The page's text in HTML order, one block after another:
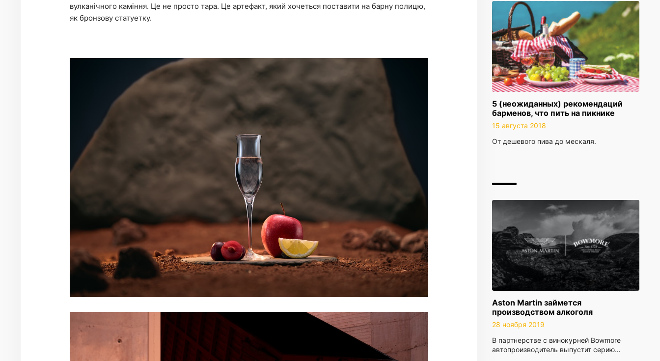
5 (неожиданных) рекомендаций
барменов, что пить на пикнике
15 августа 2018
От дешевого пива до мескаля.
Aston Martin займется
производством алкоголя
28 ноября 2019
В партнерстве с винокурней Bowmore
автопроизводитель выпустит серию…
вулканічного каміння. Це не просто тара. Це артефакт, який хочеться поставити на барну полицю,
як бронзову статуетку.